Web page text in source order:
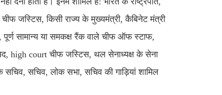
चीफ जस्टिस, किसी राज्य के मुख्यमंत्री, कैबिनेट मंत्री
सामान्य या समकक्ष रैंक वाले चीफ ऑफ स्टाफ,
high court चीफ जस्टिस, थल सेनाध्यक्ष के सेना
सचिव, लोक सभा, सचिव की गाड़ियां शामिल